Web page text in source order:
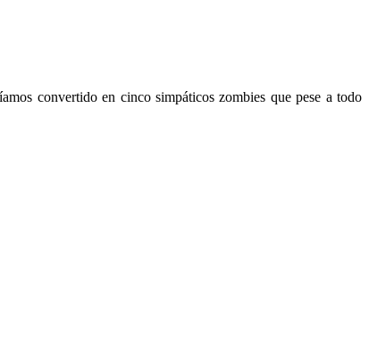
convertido en cinco simpáticos zombies que pese a todo